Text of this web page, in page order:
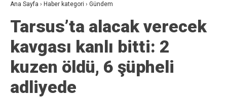
Ana Sayfa › Haber kategori › Gündem
Tarsus’ta alacak verecek
kavgası kanlı bitti: 2
kuzen öldü, 6 şüpheli
adliyede